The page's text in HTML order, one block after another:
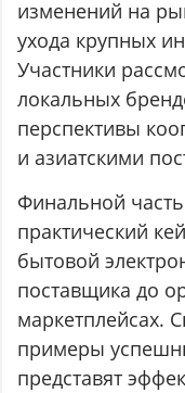
изменений на
ухода крупных
Участники
локальных
перспективы
и азиатскими
Финальной
практический
бытовой
поставщика до
маркетплейсах.
примеры
представят